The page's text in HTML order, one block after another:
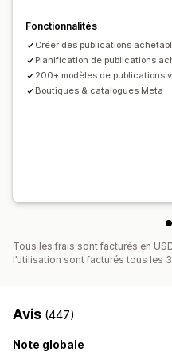
Analyses de performance
Suivi des performances
Nombre d’impressions
Fonctionnalités
Créer des publications
Planification de publications
200+ modèles de publications
Boutiques & catalogues Meta
Tous les frais sont facturés en
l’utilisation sont facturés tous les
Avis (447)
Note globale